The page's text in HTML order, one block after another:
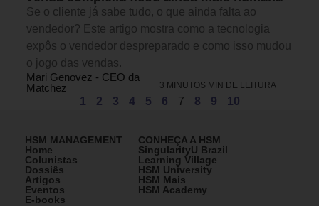
Se o cliente já sabe tudo, o que ainda falta ao
vendedor? Este artigo mostra como a tecnologia
expôs o vendedor despreparado e como isso mudou
o jogo das vendas.
Mari Genovez - CEO da
Matchez
3 MINUTOS MIN DE LEITURA
1 2 3 4 5 6 7 8 9 10
HSM MANAGEMENT
Home
Colunistas
Dossiês
Artigos
Eventos
E-books
CONHEÇA A HSM
SingularityU Brazil
Learning Village
HSM University
HSM Mais
HSM Academy